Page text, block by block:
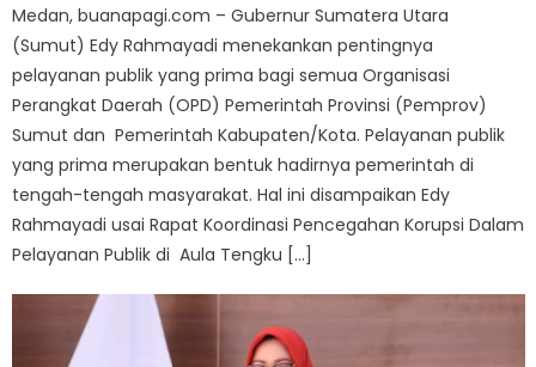
Medan, buanapagi.com – Gubernur Sumatera Utara
(Sumut) Edy Rahmayadi menekankan pentingnya
pelayanan publik yang prima bagi semua Organisasi
Perangkat Daerah (OPD) Pemerintah Provinsi (Pemprov)
Sumut dan Pemerintah Kabupaten/Kota. Pelayanan publik
yang prima merupakan bentuk hadirnya pemerintah di
tengah-tengah masyarakat. Hal ini disampaikan Edy
Rahmayadi usai Rapat Koordinasi Pencegahan Korupsi Dalam
Pelayanan Publik di Aula Tengku […]